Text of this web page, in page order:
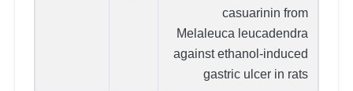
casuarinin from
Melaleuca leucadendra
against ethanol-induced
gastric ulcer in rats